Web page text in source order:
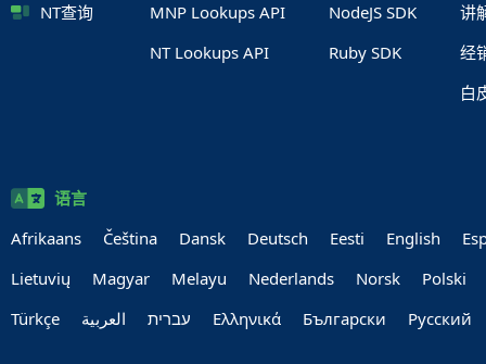
NT查询
MNP Lookups API
NT Lookups API
NodeJS SDK
Ruby SDK
讲
经
白
语言
Afrikaans
Čeština Dansk Deutsch Eesti English
Lietuvių
Magyar Melayu Nederlands Norsk
Polski
Türkçe
العربية‏ עברית‏ Ελληνικά Български Руccкий